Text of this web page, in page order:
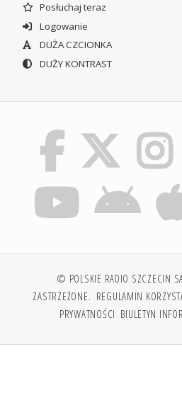
Posłuchaj teraz
Logowanie
DUŻA CZCIONKA
DUŻY KONTRAST
© POLSKIE RADIO SZCZECIN
ZASTRZEŻONE. REGULAMIN
PRYWATNOŚCI BIULETYN